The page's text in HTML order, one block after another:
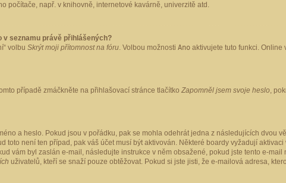
počítače, např. v knihovně, internetové kavárně, univerzitě atd.
v seznamu právě přihlášených?
volbu Skrýt moji přítomnost na fóru. Volbou možnosti Ano aktivujete tuto funkci. Online
případě zmáčkněte na přihlašovací stránce tlačítko Zapomněl jsem svoje heslo,
a heslo. Pokud jsou v pořádku, pak se mohla odehrát jedna z následujících dvou
toto není ten případ, pak váš účet musí být aktivován. Některé boardy vyžadují
vám byl zaslán e-mail, následujte instrukce v něm obsažené, pokud jste tento e-
uživatelů, kteří se snaží pouze obtěžovat. Pokud si jste jisti, že e-mailová adresa,